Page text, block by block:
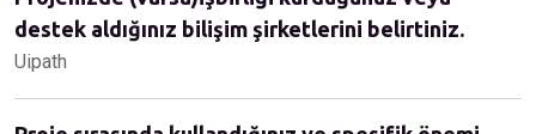
destek aldığınız bilişim şirketlerini belirtiniz.
Uipath